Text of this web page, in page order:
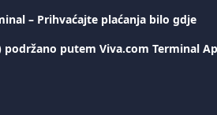
– Prihvaćajte plaćanja bilo gdje
putem Viva.com Terminal